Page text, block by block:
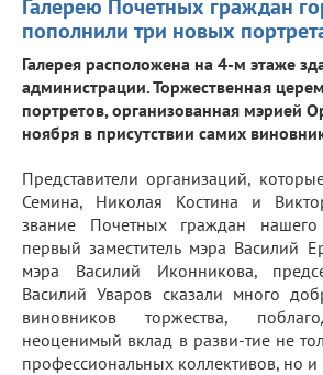
Галерею Почетных граждан
пополнили три новых
Галерея расположена на 4-м этаже
администрации. Торжественная
портретов, организованная мэрией
ноября в присутствии самих
Представители организаций,
Семина, Николая Костина и
звание Почетных граждан
первый заместитель мэра Василий
мэра Василий Иконникова,
Василий Уваров сказали много
виновников торжества,
неоценимый вклад в разви-тие не
профессиональных коллективов, но и